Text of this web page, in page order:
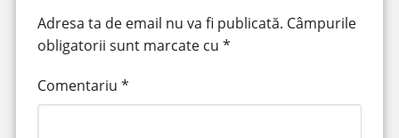
Adresa ta de email nu va fi publicată. Câmpurile
obligatorii sunt marcate cu *
Comentariu *